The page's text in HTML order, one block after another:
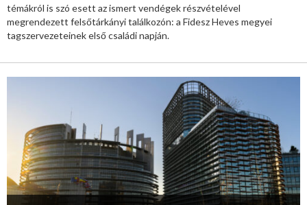
témákról is szó esett az ismert vendégek részvételével
megrendezett felsőtárkányi találkozón: a Fidesz Heves megyei
tagszervezeteinek első családi napján.